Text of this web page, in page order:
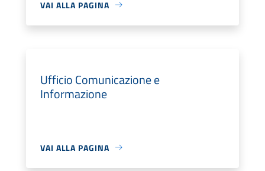
VAI ALLA PAGINA
Ufficio Comunicazione e
Informazione
VAI ALLA PAGINA